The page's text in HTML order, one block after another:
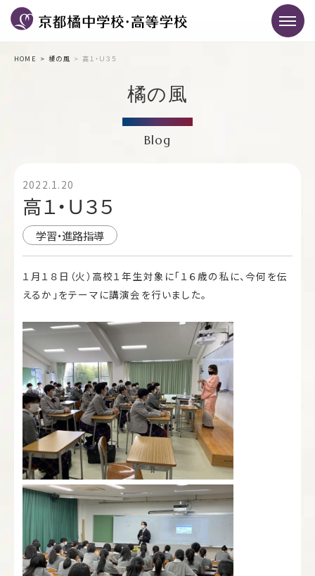
HOME 橘の風 高１・Ｕ３５
橘の風
Blog
2022.1.20
高１・Ｕ３５
学習・進路指導
１月１８日（火）高校１年生対象に「１６歳の私に、今何を伝
えるか」をテーマに講演会を行いました。